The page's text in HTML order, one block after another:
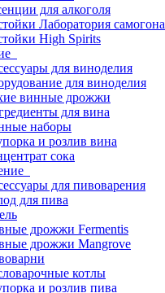
для алкоголя
Лаборатория самогона
High Spirits
для виноделия
для виноделия
винные дрожжи
для вина
наборы
и розлив вина
сока
для пивоварения
для пива
дрожжи Fermentis
дрожжи Mangrove
котлы
и розлив пива